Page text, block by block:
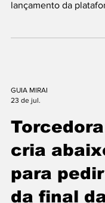
mudanças mais
criar um nome de
usuários, mas
alertam para o
perfis falsos. A nova
que pessoas e empr
23 de jul.
cria
para